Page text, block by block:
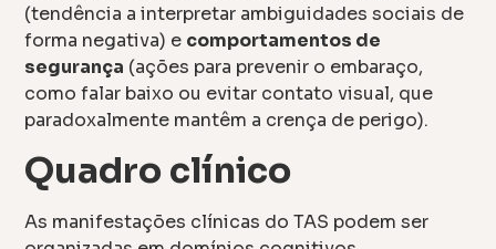
(tendência a interpretar ambiguidades sociais de
forma negativa) e comportamentos de
segurança (ações para prevenir o embaraço,
como falar baixo ou evitar contato visual, que
paradoxalmente mantêm a crença de perigo).
Quadro clínico
As manifestações clínicas do TAS podem ser